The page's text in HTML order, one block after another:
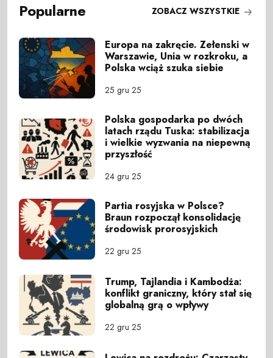
Popularne ZOBACZ WSZYSTKIE
Europa na zakręcie. Zełenski w
Warszawie, Unia w rozkroku, a
Polska wciąż szuka siebie
25 gru 25
Polska gospodarka po dwóch
latach rządu Tuska: stabilizacja
i wielkie wyzwania na niepewną
przyszłość
24 gru 25
Partia rosyjska w Polsce?
Braun rozpoczął konsolidację
środowisk prorosyjskich
22 gru 25
Trump, Tajlandia i Kambodża:
konflikt graniczny, który stał się
globalną grą o wpływy
22 gru 25